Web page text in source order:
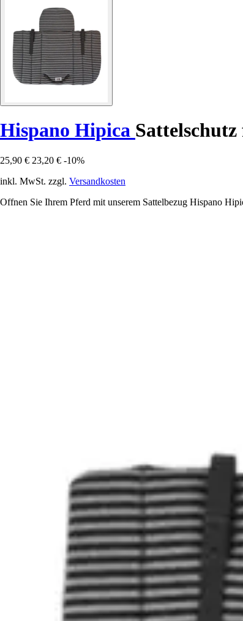
Hispano Hipica
25,90 € 23,20 € -10%
inkl. MwSt. zzgl. Versandkosten
Offnen Sie Ihrem Pferd mit unserem Sattelbezug Hispano